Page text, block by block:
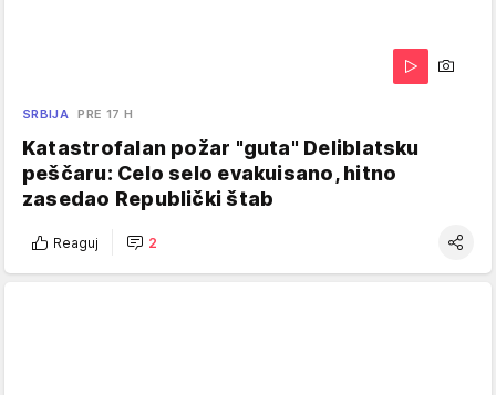
SRBIJA PRE 17 H
Katastrofalan požar "guta" Deliblatsku
peščaru: Celo selo evakuisano, hitno
zasedao Republički štab
Reaguj 2